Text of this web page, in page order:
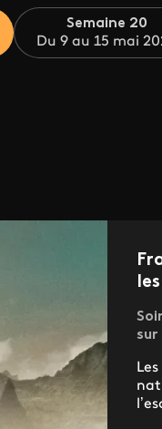
Semaine 20
Du 9 au 15 mai